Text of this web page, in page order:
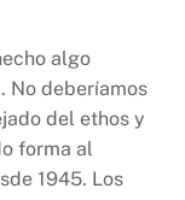
algo
No deberíamos
del ethos y
forma al
1945. Los